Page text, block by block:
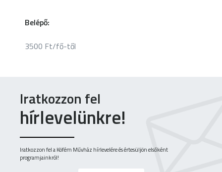
Belépő:
3500 Ft/fő-től
Iratkozzon fel
hírlevelünkre!
Iratkozzon fel a Köfém Művház hírlevelére és értesüljön elsőként
programjainkról!